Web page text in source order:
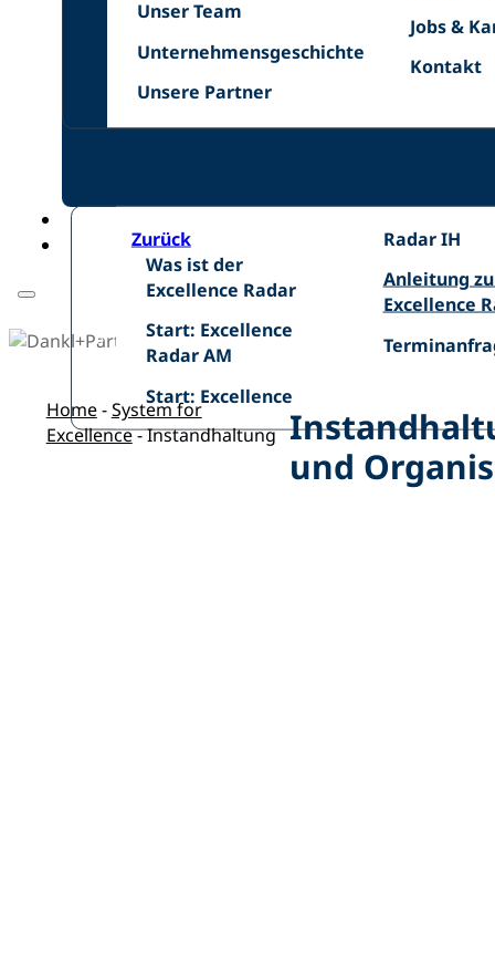
Unser Team
Unser
Unternehmensgeschichte
Unternehmensgeschichte
Unsere Partner
Unsere
Jobs &
Jobs
Karriere
Kontakt
Kontakt
Zurück
Was ist der
Excellence Radar
Was
ist
Excellence
Radar
Start: Excellence
Radar AM
Start:
Excellence
AM
Start: Excellence
Radar IH
Start:
Excellence
IH
Anleitung
Excellence
Anleitung
zum
Radar
Home-System for
Excellence-Instandhaltung
und